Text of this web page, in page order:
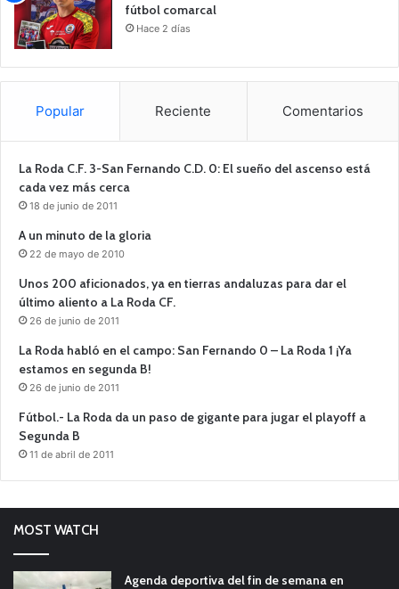
fútbol comarcal
Hace 2 días
Popular Reciente Comentarios
La Roda C.F. 3-San Fernando C.D. 0: El sueño del ascenso está
cada vez más cerca
18 de junio de 2011
A un minuto de la gloria
22 de mayo de 2010
Unos 200 aficionados, ya en tierras andaluzas para dar el
último aliento a La Roda CF.
26 de junio de 2011
La Roda habló en el campo: San Fernando 0 – La Roda 1 ¡Ya
estamos en segunda B!
26 de junio de 2011
Fútbol.- La Roda da un paso de gigante para jugar el playoff a
Segunda B
11 de abril de 2011
MOST WATCH
Agenda deportiva del fin de semana en